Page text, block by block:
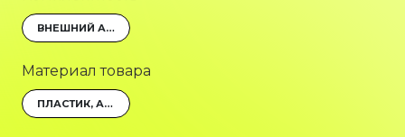
ВНЕШНИЙ АККУМУЛЯТОР, КАБЕЛЬ USB-TYPE C, РУКОВОДСТВО ПОЛЬЗОВАТЕЛЯ
Материал товара
ПЛАСТИК, АЛЮМИНИЙ, КОЖА